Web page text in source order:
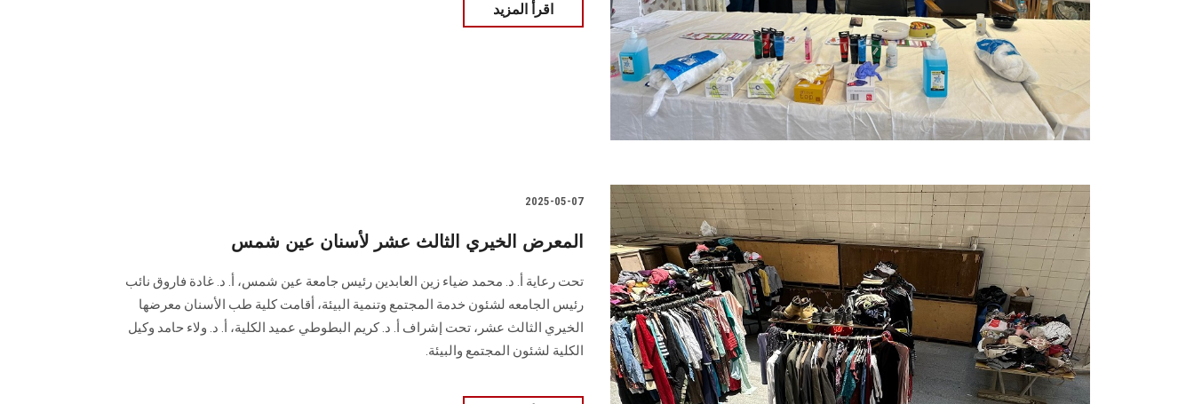
اقرأ المزيد
2025-05-07
المعرض الخيري الثالث عشر لأسنان عين شمس
تحت رعاية أ. د. محمد ضياء زين العابدين رئيس جامعة عين شمس، أ. د. غادة فاروق نائب
رئيس الجامعه لشئون خدمة المجتمع وتنمية البيئة، أقامت كلية طب الأسنان معرضها
الخيري الثالث عشر، تحت إشراف أ. د. كريم البطوطي عميد الكلية، أ. د. ولاء حامد وكيل
الكلية لشئون المجتمع والبيئة.